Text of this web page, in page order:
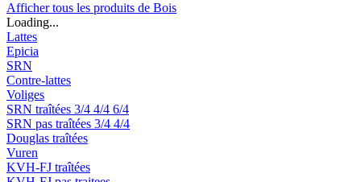
Afficher tous les produits de Bois
Loading...
Lattes
Epicia
SRN
Contre-lattes
Voliges
SRN traîtées 3/4 4/4 6/4
SRN pas traîtées 3/4 4/4
Douglas traîtées
Vuren
KVH-FJ traîtées